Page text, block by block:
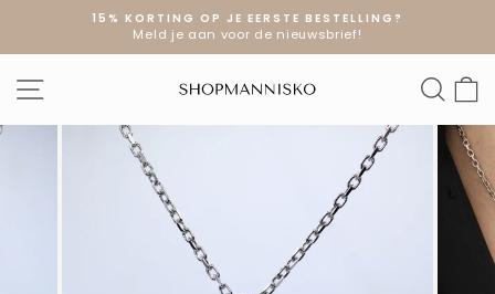
artikel
Diavoorstelling
15% KORTING OP JE EERSTE BESTELLING?
Meld je aan voor de nieuwsbrief!
SITE NAVIGATIE